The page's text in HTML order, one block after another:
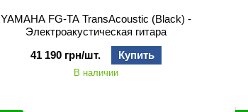
YAMAHA FG-TA TransAcoustic (Black) -
Электроакустическая гитара
41 190 грн/шт.
Купить
В наличии